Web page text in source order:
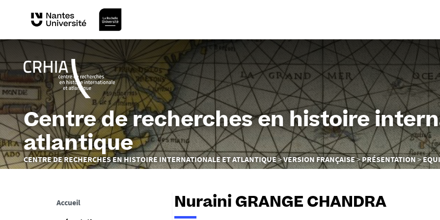
Centre de recherches en histoire
atlantique
Vous
êtes
CENTRE DE RECHERCHES EN HISTOIRE INTERNATIONALE ET ATLANTIQUE VERSION FRANÇAISE PRÉSENTATION
Accueil
Nuraini GRANGE CHANDRA